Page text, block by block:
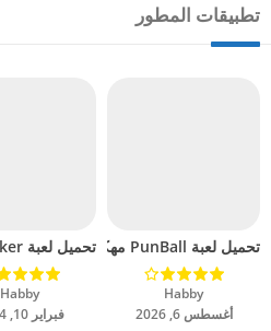
تطبيقات المطور
تحميل لعبة PunBall مهكرة للاندرويد 2024
Habby‏
أغسطس 6, 2026
تحميل لعبة SSSnaker مهكرة للاندرويد 2024
Habby‏
فبراير 10, 2024